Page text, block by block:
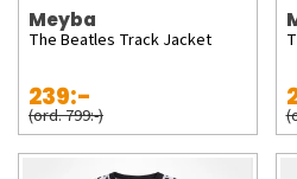
Meyba
The Beatles Track Jacket
239:-
(ord. 799:-)